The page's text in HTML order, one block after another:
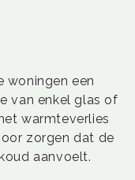
woningen een
van enkel glas of
warmteverlies
zorgen dat de
aanvoelt.